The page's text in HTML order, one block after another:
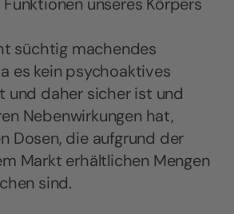
süchtig machendes
es kein psychoaktives
und daher sicher ist und
Nebenwirkungen hat,
Dosen, die aufgrund der
Markt erhältlichen Mengen
sind.